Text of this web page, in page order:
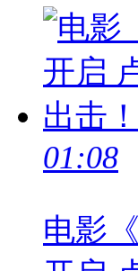
01:08
电影